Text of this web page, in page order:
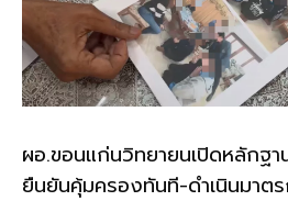
ผอ.ขอนแก่นวิทยายนเปิดหลักฐ
ยืนยันคุ้มครองทันที-ดำเนินมาต